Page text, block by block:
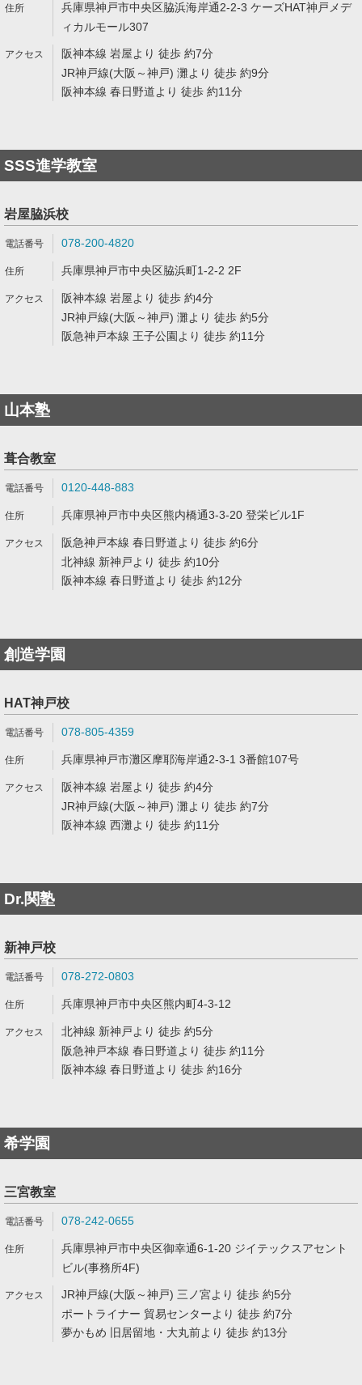
兵庫県神戸市中央区脇浜海岸通2-2-3 ケーズHAT神戸メデ
ィカルモール307
阪神本線 岩屋より 徒歩 約7分
JR神戸線(大阪～神戸) 灘より 徒歩 約9分
阪神本線 春日野道より 徒歩 約11分
SSS進学教室
岩屋脇浜校
078-200-4820
兵庫県神戸市中央区脇浜町1-2-2 2F
阪神本線 岩屋より 徒歩 約4分
JR神戸線(大阪～神戸) 灘より 徒歩 約5分
阪急神戸本線 王子公園より 徒歩 約11分
山本塾
葺合教室
0120-448-883
兵庫県神戸市中央区熊内橋通3-3-20 登栄ビル1F
阪急神戸本線 春日野道より 徒歩 約6分
北神線 新神戸より 徒歩 約10分
阪神本線 春日野道より 徒歩 約12分
創造学園
HAT神戸校
078-805-4359
兵庫県神戸市灘区摩耶海岸通2-3-1 3番館107号
阪神本線 岩屋より 徒歩 約4分
JR神戸線(大阪～神戸) 灘より 徒歩 約7分
阪神本線 西灘より 徒歩 約11分
Dr.関塾
新神戸校
078-272-0803
兵庫県神戸市中央区熊内町4-3-12
北神線 新神戸より 徒歩 約5分
阪急神戸本線 春日野道より 徒歩 約11分
阪神本線 春日野道より 徒歩 約16分
希学園
三宮教室
078-242-0655
兵庫県神戸市中央区御幸通6-1-20 ジイテックスアセント
ビル(事務所4F)
JR神戸線(大阪～神戸) 三ノ宮より 徒歩 約5分
ポートライナー 貿易センターより 徒歩 約7分
夢かもめ 旧居留地・大丸前より 徒歩 約13分